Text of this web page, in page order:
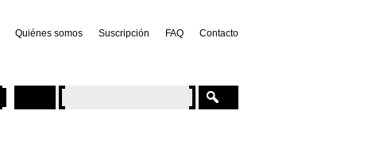
Quiénes somos Suscripción FAQ Contacto